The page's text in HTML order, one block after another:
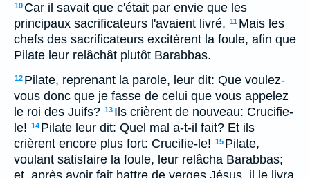
10 Car il savait que c'était par envie que les
principaux sacrificateurs l'avaient livré. 11 Mais les
chefs des sacrificateurs excitèrent la foule, afin que
Pilate leur relâchât plutôt Barabbas.
12 Pilate, reprenant la parole, leur dit: Que voulez-
vous donc que je fasse de celui que vous appelez
le roi des Juifs? 13 Ils crièrent de nouveau: Crucifie-
le! 14 Pilate leur dit: Quel mal a-t-il fait? Et ils
crièrent encore plus fort: Crucifie-le! 15 Pilate,
voulant satisfaire la foule, leur relâcha Barabbas;
et, après avoir fait battre de verges Jésus, il le livra